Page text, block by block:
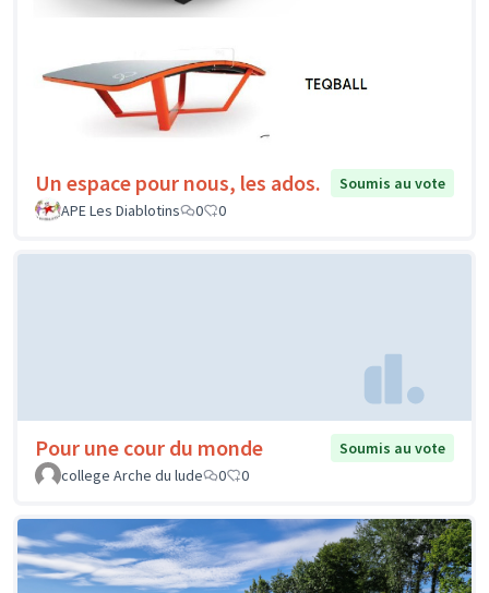
Un espace pour nous, les ados.
Soumis au vote
APE Les Diablotins
0 0
Pour une cour du monde
Soumis au vote
college Arche du lude
0 0